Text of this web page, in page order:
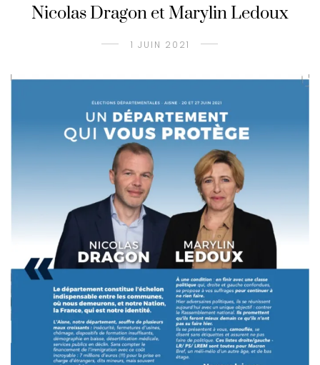
Nicolas Dragon et Marylin Ledoux
1 JUIN 2021